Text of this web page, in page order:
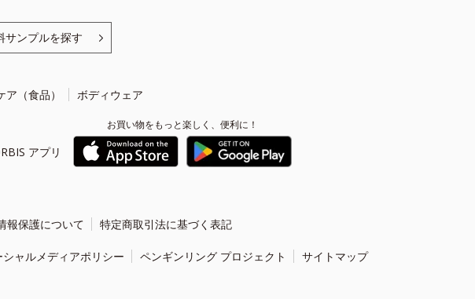
サンプルを探す
（食品） ボディウェア
アプリ
お買い物をもっと楽しく、便利に！
報保護について 特定商取引法に基づく表記
シャルメディアポリシー ペンギンリング プロジェクト サイトマップ